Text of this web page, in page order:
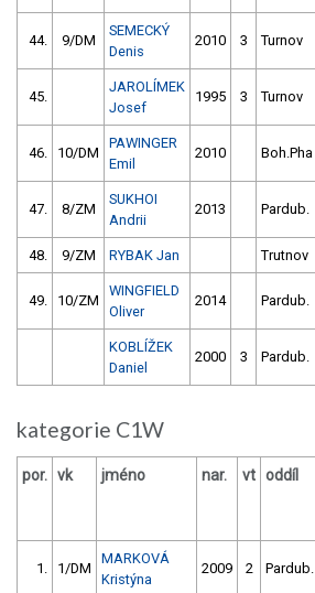
44. 9/DM
SEMECKÝ
Denis
2010 3 Turnov
45.
JAROLÍMEK
Josef
1995 3 Turnov
46. 10/DM
PAWINGER
Emil
2010 Boh.Pha
47. 8/ZM
SUKHOI
Andrii
2013 Pardub.
48. 9/ZM RYBAK Jan Trutnov
49. 10/ZM
WINGFIELD
Oliver
2014 Pardub.
KOBLÍŽEK
Daniel
2000 3 Pardub.
kategorie C1W
por. vk jméno nar. vt oddíl
1. 1/DM
MARKOVÁ
Kristýna
2009 2 Pardub.